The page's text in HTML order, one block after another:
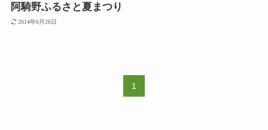
阿騎野ふるさと夏まつり
2014年6月26日
1